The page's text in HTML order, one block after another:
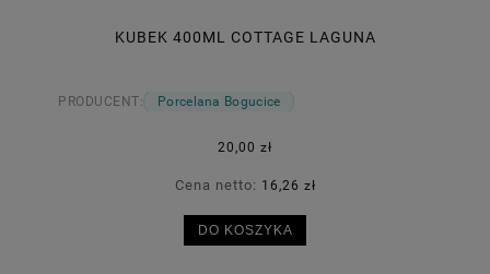
KUBEK 400ML COTTAGE LAGUNA
PRODUCENT: Porcelana Bogucice
20,00 zł
Cena netto: 16,26 zł
DO KOSZYKA